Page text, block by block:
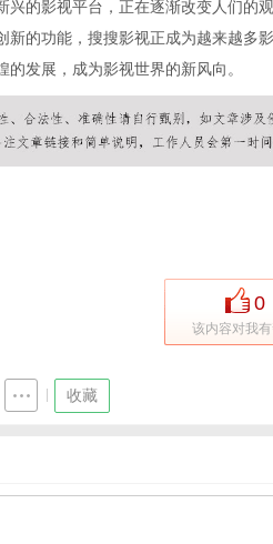
兴的影视平台，正在逐渐改变人们的
新的功能，搜搜影视正成为越来越多
发展，成为影视世界的新风向。
0
该内容对我
收藏